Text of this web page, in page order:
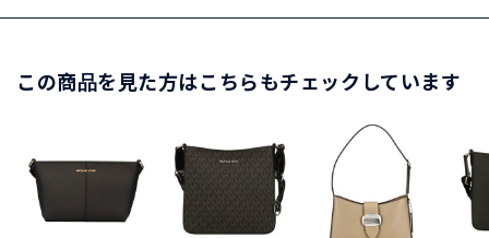
この商品を見た方はこちらもチェックしています